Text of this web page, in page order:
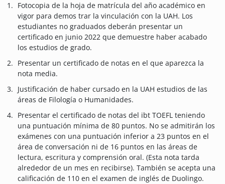
Fotocopia de la hoja de matrícula del año académico en
vigor para demos trar la vinculación con la UAH. Los
estudiantes no graduados deberán presentar un
certificado en junio 2022 que demuestre haber acabado
los estudios de grado.
Presentar un certificado de notas en el que aparezca la
nota media.
Justificación de haber cursado en la UAH estudios de las
áreas de Filología o Humanidades.
Presentar el certificado de notas del ibt TOEFL teniendo
una puntuación mínima de 80 puntos. No se admitirán los
exámenes con una puntuación inferior a 23 puntos en el
área de conversación ni de 16 puntos en las áreas de
lectura, escritura y comprensión oral. (Esta nota tarda
alrededor de un mes en recibirse). También se acepta una
calificación de 110 en el examen de inglés de Duolingo.